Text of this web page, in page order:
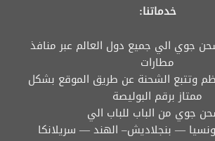
خدماتنا:
جوي الي جميع دول العالم عبر منافذ
مطارات
وتتبع الشحنة عن طريق الموقع بشكل
ممتاز برقم البوليصة
جوي من الباب للباب الي
— بنجلاديش– الهند — سريلانكا